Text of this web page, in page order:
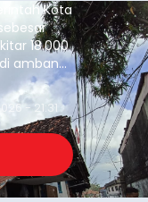
Kota
18.000
ambang
diambil
pada
- 21:31